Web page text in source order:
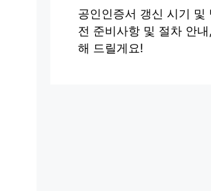
공인인증서 갱신 시기 및
전 준비사항 및 절차 안
해 드릴게요!